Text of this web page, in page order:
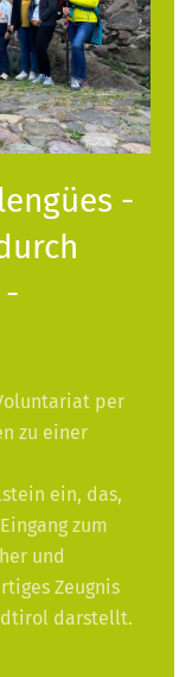
-
per
zu einer
ein, das,
zum
und
Zeugnis
darstellt.